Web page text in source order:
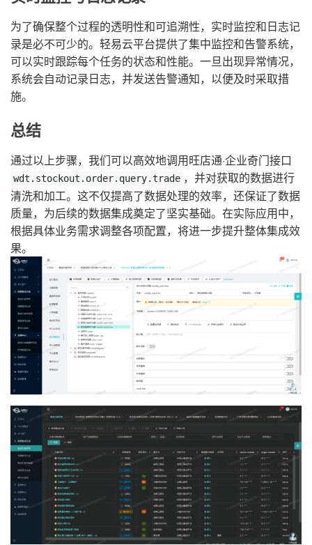
为了确保整个过程的透明性和可追溯性，实时监控和日志记
录是必不可少的。轻易云平台提供了集中监控和告警系统，
可以实时跟踪每个任务的状态和性能。一旦出现异常情况，
系统会自动记录日志，并发送告警通知，以便及时采取措
施。
总结
通过以上步骤，我们可以高效地调用旺店通·企业奇门接口
wdt.stockout.order.query.trade ，并对获取的数据进行
清洗和加工。这不仅提高了数据处理的效率，还保证了数据
质量，为后续的数据集成奠定了坚实基础。在实际应用中，
根据具体业务需求调整各项配置，将进一步提升整体集成效
果。